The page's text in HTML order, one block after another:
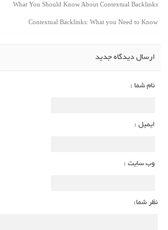
What You Should Know About Contextual Backlinks
Contextual Backlinks: What you Need to Know
ارسال دیدگاه جدید
نام شما :
ایمیل :
وب سایت :
نظر شما: